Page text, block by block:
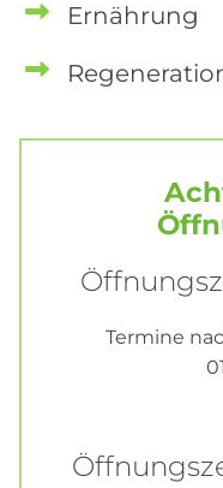
Ernährung
Termine